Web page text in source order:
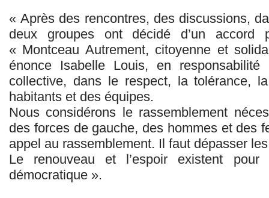
« Après des rencontres, des discussions,
deux groupes ont décidé d’un
« Montceau Autrement, citoyenne et
énonce Isabelle Louis, en responsabilité
collective, dans le respect, la tolérance,
habitants et des équipes.
Nous considérons le rassemblement
des forces de gauche, des hommes et des
appel au rassemblement. Il faut dépasser
Le renouveau et l’espoir existent
démocratique ».